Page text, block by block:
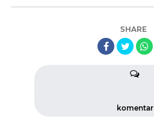
SHARE
komentar